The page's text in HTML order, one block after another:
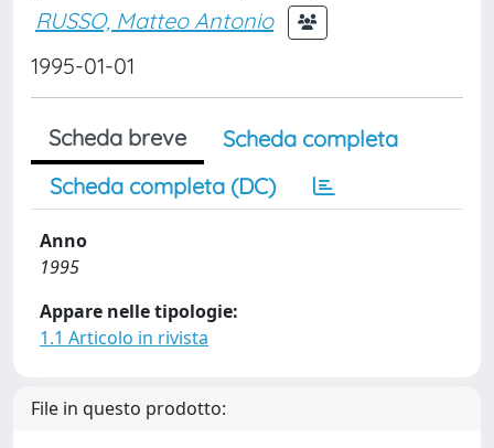
RUSSO, Matteo Antonio
1995-01-01
Scheda breve
Scheda completa
Scheda completa (DC)
Anno
1995
Appare nelle tipologie:
1.1 Articolo in rivista
File in questo prodotto: